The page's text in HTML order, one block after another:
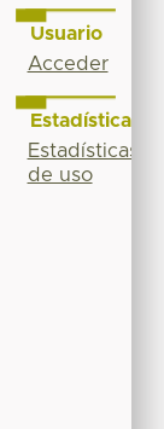
Usuario
Acceder
Estadísticas
Estadísticas
de uso